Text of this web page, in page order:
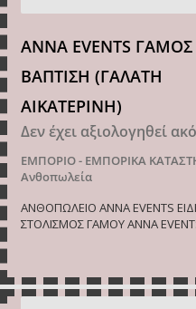
ANNA EVENTS ΓΑΜΟΣ
ΒΑΠΤΙΣΗ (ΓΑΛΑΤΗ
ΑΙΚΑΤΕΡΙΝΗ)
Δεν έχει αξιολογηθεί
ΕΜΠΟΡΙΟ - ΕΜΠΟΡΙΚΑ
Ανθοπωλεία
ΑΝΘΟΠΩΛΕΙΟ ANNA EVENTS
ΣΤΟΛΙΣΜΟΣ ΓΑΜΟΥ ANNA